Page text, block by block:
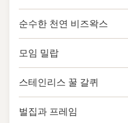
순수한 천연 비즈왁스
모임 밀랍
스테인리스 꿀 갈퀴
벌집과 프레임